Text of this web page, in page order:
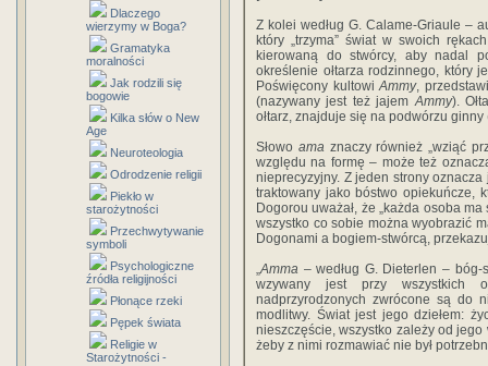
Dlaczego
wierzymy w Boga?
Gramatyka
moralności
Jak rodzili się
bogowie
Kilka słów o New
Age
Neuroteologia
Odrodzenie religii
Piekło w
starożytności
Przechwytywanie
symboli
Psychologiczne
źródła religijności
Płonące rzeki
Pępek świata
Religie w
Starożytności -
Z kolei według G. Calame-Griaule –
który „trzyma” świat w swoich
kierowaną do stwórcy, aby nadal
określenie ołtarza rodzinnego, który
Poświęcony kultowiAmmy,
(nazywany jest też jajemAmmy).
ołtarz, znajduje się na podwórzu
Słowo amaznaczy również „wziąć
względu na formę – może też
nieprecyzyjny. Z jeden strony
traktowany jako bóstwo opiekuńcze,
Dogorou uważał, że „każda osoba
wszystko co sobie można wyobrazić
Dogonami a bogiem-stwórcą,
„Amma – według G. Dieterlen –
wzywany jest przy wszystkich
nadprzyrodzonych zwrócone są do
modlitwy. Świat jest jego dziełem:
nieszczęście, wszystko zależy od
żeby z nimi rozmawiać nie był